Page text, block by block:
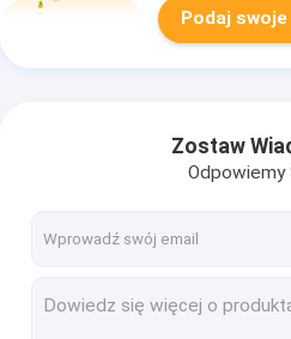
Podaj
Zostaw
Odpowiemy